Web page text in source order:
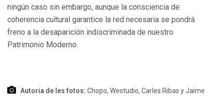
ningún caso sin embargo, aunque la consciencia de
coherencia cultural garantice la red necesaria se pondrá
freno a la desaparición indiscriminada de nuestro
Patrimonio Moderno.
Autoria de les fotos: Chopo, Westudio, Carles Ribas y Jaime